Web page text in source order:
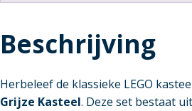
Beschrijving
Herbeleef de klassieke LEGO
Grijze Kasteel. Deze set bestaat uit